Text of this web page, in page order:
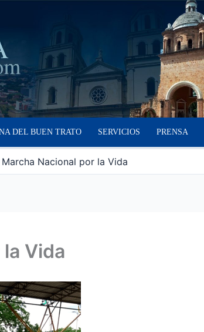
DEL BUEN TRATO SERVICIOS PRENSA
Nacional por la Vida
Vida